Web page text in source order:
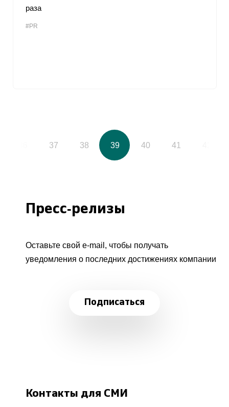
раза
#PR
37 38 39 40 41
Пресс-релизы
Оставьте свой e-mail, чтобы получать
уведомления о последних достижениях компании
Подписаться
Контакты для СМИ